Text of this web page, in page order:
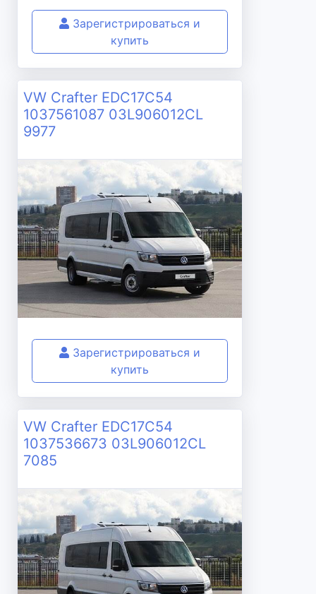
Зарегистрироваться и
купить
VW Crafter EDC17C54
1037561087 03L906012CL
9977
Зарегистрироваться и
купить
VW Crafter EDC17C54
1037536673 03L906012CL
7085